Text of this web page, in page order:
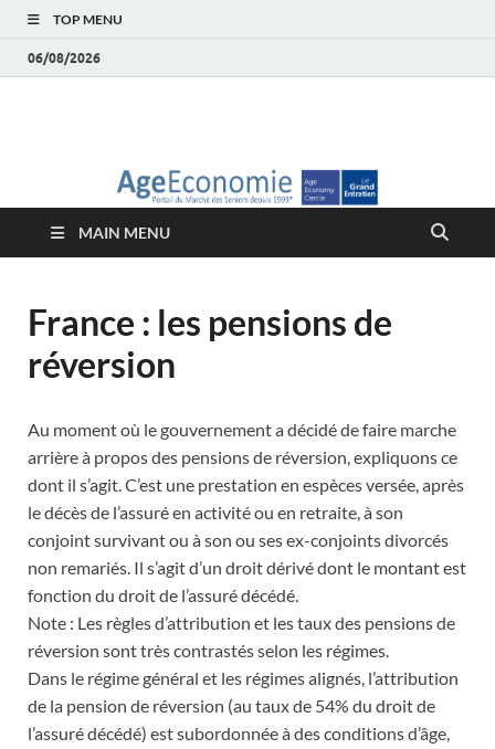
TOP MENU
06/08/2026
économie – Marché
des Seniors
MAIN MENU
France : les pensions de
réversion
Au moment où le gouvernement a décidé de faire marche
arrière à propos des pensions de réversion, expliquons ce
dont il s’agit. C’est une prestation en espèces versée, après
le décès de l’assuré en activité ou en retraite, à son
conjoint survivant ou à son ou ses ex-conjoints divorcés
non remariés. Il s’agit d’un droit dérivé dont le montant est
fonction du droit de l’assuré décédé.
Note : Les règles d’attribution et les taux des pensions de
réversion sont très contrastés selon les régimes.
Dans le régime général et les régimes alignés, l’attribution
de la pension de réversion (au taux de 54% du droit de
l’assuré décédé) est subordonnée à des conditions d’âge,